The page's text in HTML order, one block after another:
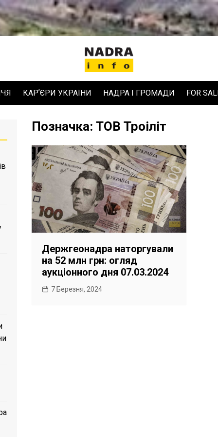
КАРʼЄРИ УКРАЇНИ НАДРА І ГРОМАДИ FOR
Позначка:ТОВ Троіліт
Держгеонадра наторгували
на 52 млн грн: огляд
аукціонного дня 07.03.2024
7 Березня, 2024